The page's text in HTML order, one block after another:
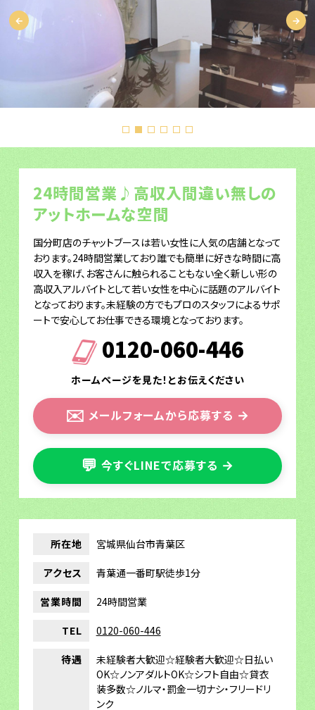
24時間営業♪高収入間違い無しの
アットホームな空間
国分町店のチャットブースは若い女性に人気の店舗となって
おります。24時間営業しており誰でも簡単に好きな時間に高
収入を稼げ、お客さんに触られることもない全く新しい形の
高収入アルバイトとして若い女性を中心に話題のアルバイト
となっております。未経験の方でもプロのスタッフによるサポ
ートで安心してお仕事できる環境となっております。
0120-060-446
ホームページを見た！とお伝えください
✉️ メールフォームから応募する →
💬 今すぐLINEで応募する →
所在地 宮城県仙台市青葉区
アクセス 青葉通一番町駅徒歩1分
営業時間 24時間営業
TEL 0120-060-446
待遇
未経験者大歓迎☆経験者大歓迎☆日払い
OK☆ノンアダルトOK☆シフト自由☆貸衣
装多数☆ノルマ・罰金一切ナシ・フリードリ
ンク